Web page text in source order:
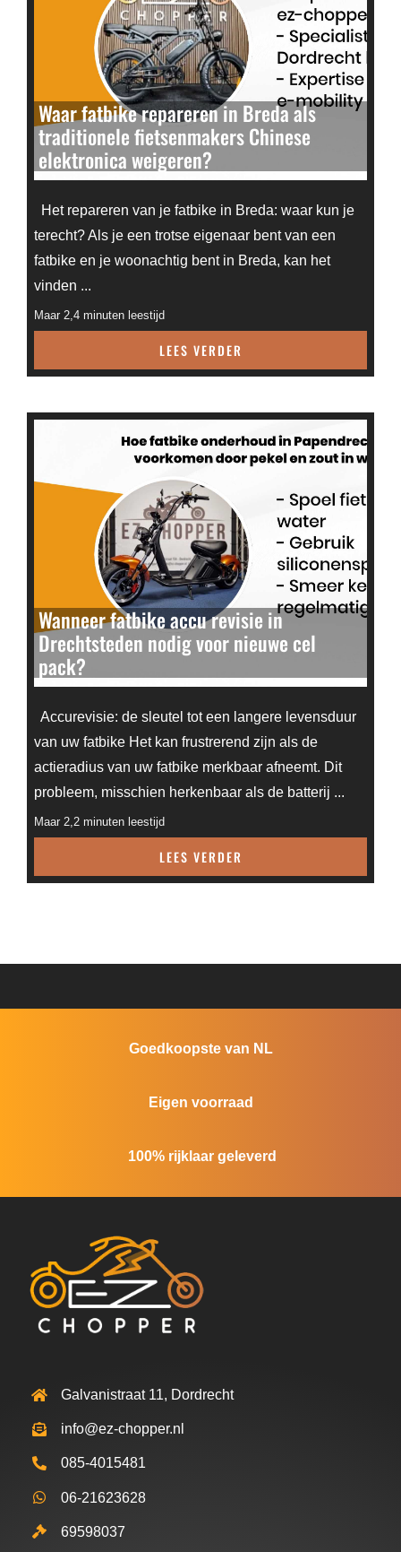
Waar fatbike repareren in Breda als
traditionele fietsenmakers Chinese
elektronica weigeren?
Het repareren van je fatbike in Breda: waar kun je
terecht? Als je een trotse eigenaar bent van een
fatbike en je woonachtig bent in Breda, kan het
vinden ...
Maar 2,4 minuten leestijd
LEES VERDER
Wanneer fatbike accu revisie in
Drechtsteden nodig voor nieuwe cel
pack?
Accurevisie: de sleutel tot een langere levensduur
van uw fatbike Het kan frustrerend zijn als de
actieradius van uw fatbike merkbaar afneemt. Dit
probleem, misschien herkenbaar als de batterij ...
Maar 2,2 minuten leestijd
LEES VERDER
Goedkoopste van NL
Eigen voorraad
100% rijklaar geleverd
Galvanistraat 11, Dordrecht
info@ez-chopper.nl
085-4015481
06-21623628
69598037